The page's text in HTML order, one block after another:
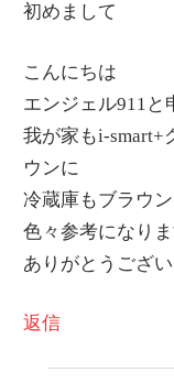
初めまして
こんにちは
エンジェル911と
我が家もi-smart+
ウンに
冷蔵庫もブラウン
色々参考になりま
ありがとうござい
返信